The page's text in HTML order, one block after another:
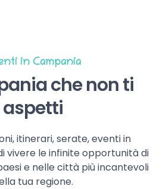
in Campania
che non ti
aspetti
itinerari, serate, eventi in
vivere le infinite opportunità di
e nelle città più incantevoli
tua regione.